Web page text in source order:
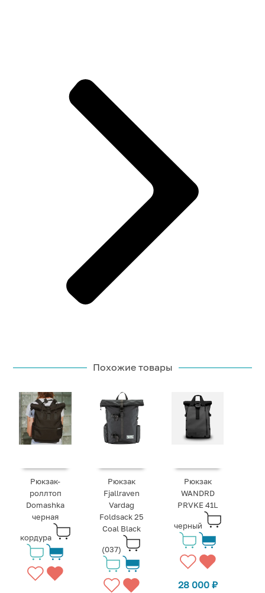
Похожие товары
Рюкзак-
роллтоп
Domashka
черная
кордура
Рюкзак
Fjallraven
Vardag
Foldsack 25
Coal Black
(037)
Рюкзак
WANDRD
PRVKE 41L
черный
28 000 ₽